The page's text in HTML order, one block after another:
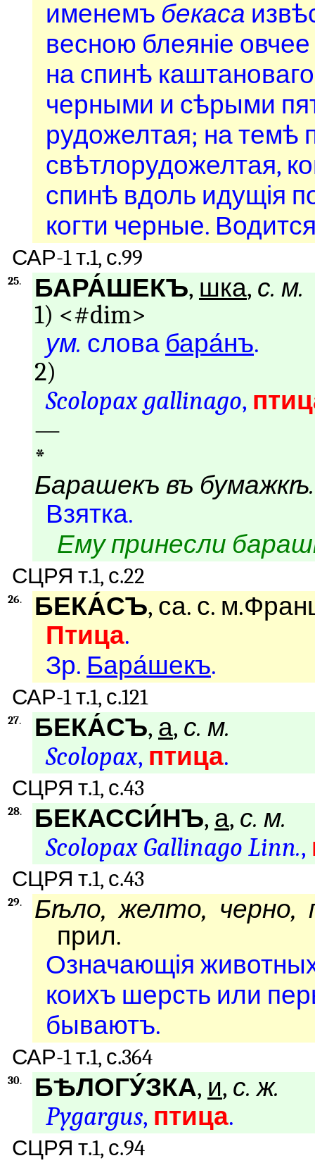
именемъ бекаса
весною блеяніе
на спинѣ
черными и сѣрыми
рудожелтая; на темѣ
свѣтлорудожелтая,
спинѣ вдоль идущія
когти черные.
САР-1 т.1, с.99
25. БАРА́ШЕКЪ, шка, с. м.
1) <#dim>
ум. слова бара́нъ.
2)
Scolopax gallinago,
—
*
Барашекъ въ бумажкѣ.
Взятка.
Ему принесли
СЦРЯ т.1, с.22
26. БЕКА́СЪ, са. с.
Птица.
Зр. Бара́шекъ.
САР-1 т.1, с.121
27. БЕКА́СЪ, а, с. м.
Scolopax, птица.
СЦРЯ т.1, с.43
28. БЕКАССИ́НЪ, а, с. м.
Scolopax Gallinago Linn.,
СЦРЯ т.1, с.43
29.
Бѣло, желто, черно,
прил.
Означающія
коихъ шерсть или
бываютъ.
САР-1 т.1, с.364
30. БѢЛОГУ́ЗКА, и, с. ж.
Pygargus, птица.
СЦРЯ т.1, с.94